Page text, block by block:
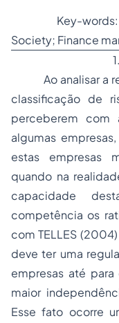
Key-words:
Society; Finance
Ao analisar a
classificação de
perceberem com
algumas
estas empresas
quando na
capacidade
competência os
com TELLES
deve ter uma
empresas até
maior
Esse fato ocorre